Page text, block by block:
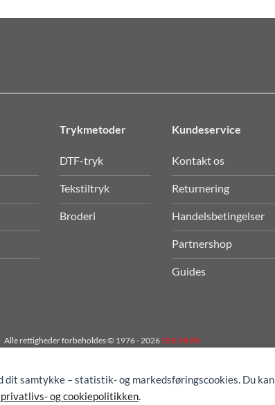
dit samtykke – statistik- og markedsføringscookies. Du kan
og cookiepolitikken.
Trykmetoder
DTF-tryk
Tekstiltryk
Broderi
Kundeservice
Kontakt os
Returnering
Handelsbetingelser
Partnershop
Guides
Alle rettigheder forbeholdes © 1976 - 2026TEX-TRYK